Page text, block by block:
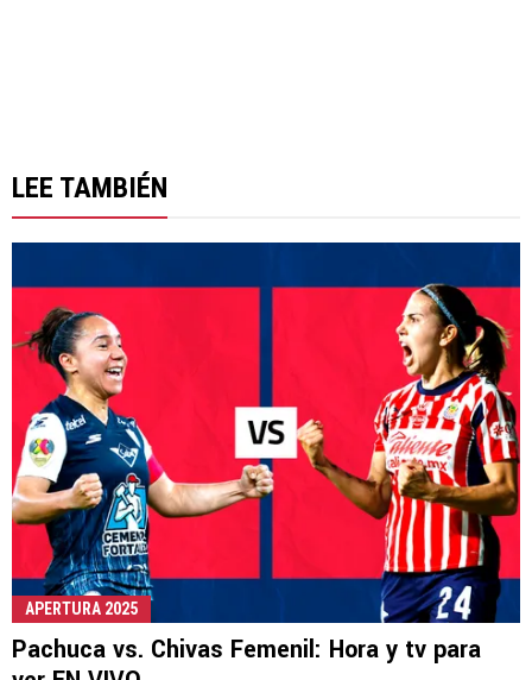
LEE TAMBIÉN
APERTURA 2025
Pachuca vs. Chivas Femenil: Hora y tv para